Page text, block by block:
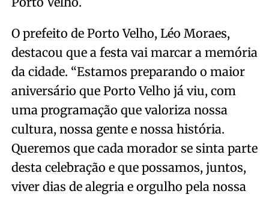
O prefeito de Porto Velho, Léo Moraes,
destacou que a festa vai marcar a memória
da cidade. “Estamos preparando o maior
aniversário que Porto Velho já viu, com
uma programação que valoriza nossa
cultura, nossa gente e nossa história.
Queremos que cada morador se sinta parte
desta celebração e que possamos, juntos,
viver dias de alegria e orgulho pela nossa